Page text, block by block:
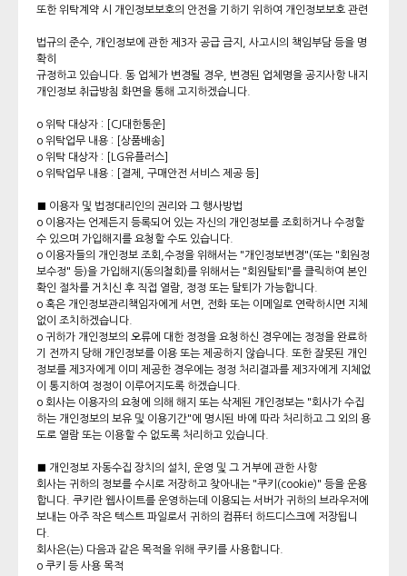
또한 위탁계약 시 개인정보보호의 안전을 기하기 위하여 개인정보보호 관련
법규의 준수, 개인정보에 관한 제3자 공급 금지, 사고시의 책임부담 등을 명
확히
규정하고 있습니다. 동 업체가 변경될 경우, 변경된 업체명을 공지사항 내지
개인정보 취급방침 화면을 통해 고지하겠습니다.
o 위탁 대상자 : [CJ대한통운]
o 위탁업무 내용 : [상품배송]
o 위탁 대상자 : [LG유플러스]
o 위탁업무 내용 : [결제, 구매안전 서비스 제공 등]
■ 이용자 및 법정대리인의 권리와 그 행사방법
o 이용자는 언제든지 등록되어 있는 자신의 개인정보를 조회하거나 수정할
수 있으며 가입해지를 요청할 수도 있습니다.
o 이용자들의 개인정보 조회,수정을 위해서는 "개인정보변경"(또는 "회원정
보수정" 등)을 가입해지(동의철회)를 위해서는 "회원탈퇴"를 클릭하여 본인
확인 절차를 거치신 후 직접 열람, 정정 또는 탈퇴가 가능합니다.
o 혹은 개인정보관리책임자에게 서면, 전화 또는 이메일로 연락하시면 지체
없이 조치하겠습니다.
o 귀하가 개인정보의 오류에 대한 정정을 요청하신 경우에는 정정을 완료하
기 전까지 당해 개인정보를 이용 또는 제공하지 않습니다. 또한 잘못된 개인
정보를 제3자에게 이미 제공한 경우에는 정정 처리결과를 제3자에게 지체없
이 통지하여 정정이 이루어지도록 하겠습니다.
o 회사는 이용자의 요청에 의해 해지 또는 삭제된 개인정보는 "회사가 수집
하는 개인정보의 보유 및 이용기간"에 명시된 바에 따라 처리하고 그 외의 용
도로 열람 또는 이용할 수 없도록 처리하고 있습니다.
■ 개인정보 자동수집 장치의 설치, 운영 및 그 거부에 관한 사항
회사는 귀하의 정보를 수시로 저장하고 찾아내는 "쿠키(cookie)" 등을 운용
합니다. 쿠키란 웹사이트를 운영하는데 이용되는 서버가 귀하의 브라우저에
보내는 아주 작은 텍스트 파일로서 귀하의 컴퓨터 하드디스크에 저장됩니
다.
회사은(는) 다음과 같은 목적을 위해 쿠키를 사용합니다.
o 쿠키 등 사용 목적